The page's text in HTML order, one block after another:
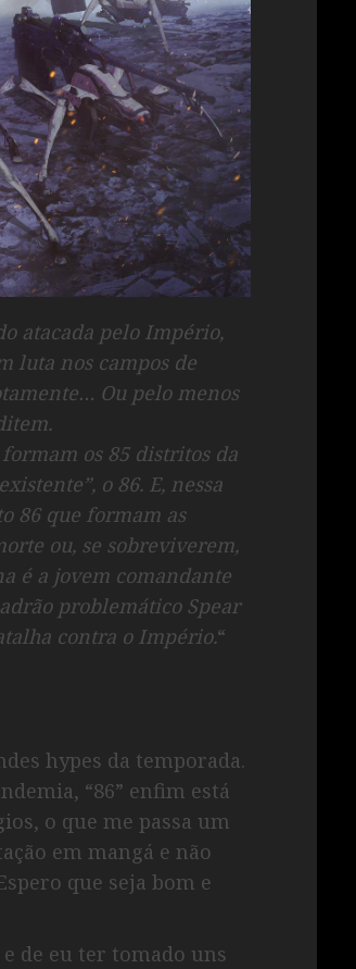
atacada pelo Império,
luta nos campos de
Ou pelo menos
os 85 distritos da
o 86. E, nessa
86 que formam as
ou, se sobreviverem,
é a jovem comandante
problemático Spear
contra o Império.“
hypes da temporada.
“86” enfim está
o que me passa um
em mangá e não
que seja bom e
de eu ter tomado uns